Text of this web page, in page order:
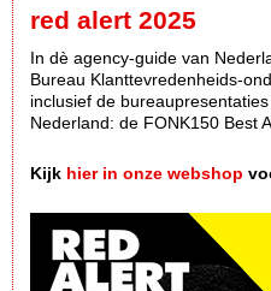
red alert 2025
In dè agency-guide van
Bureau Klanttevredenheids-
inclusief de
Nederland: de FONK150 Best
Kijk hier in onze webshop